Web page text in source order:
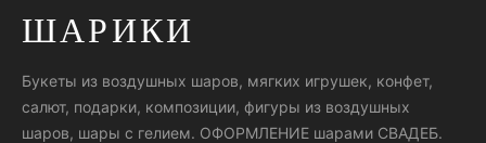
ШАРИКИ
Букеты из воздушных шаров, мягких игрушек, конфет,
салют, подарки, композиции, фигуры из воздушных
шаров, шары с гелием. ОФОРМЛЕНИЕ шарами СВАДЕБ.